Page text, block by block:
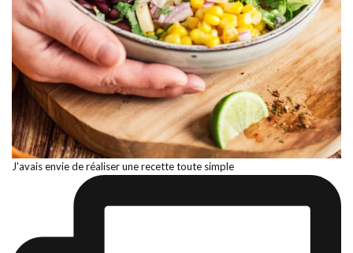
J'avais envie de réaliser une recette toute simple